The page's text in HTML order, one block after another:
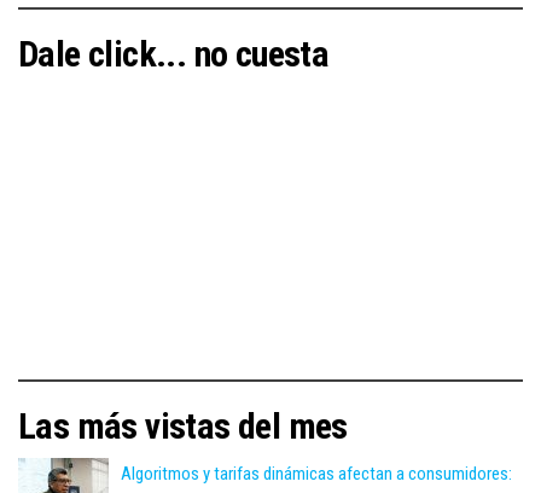
Dale click... no cuesta
Las más vistas del mes
Algoritmos y tarifas dinámicas afectan a consumidores: